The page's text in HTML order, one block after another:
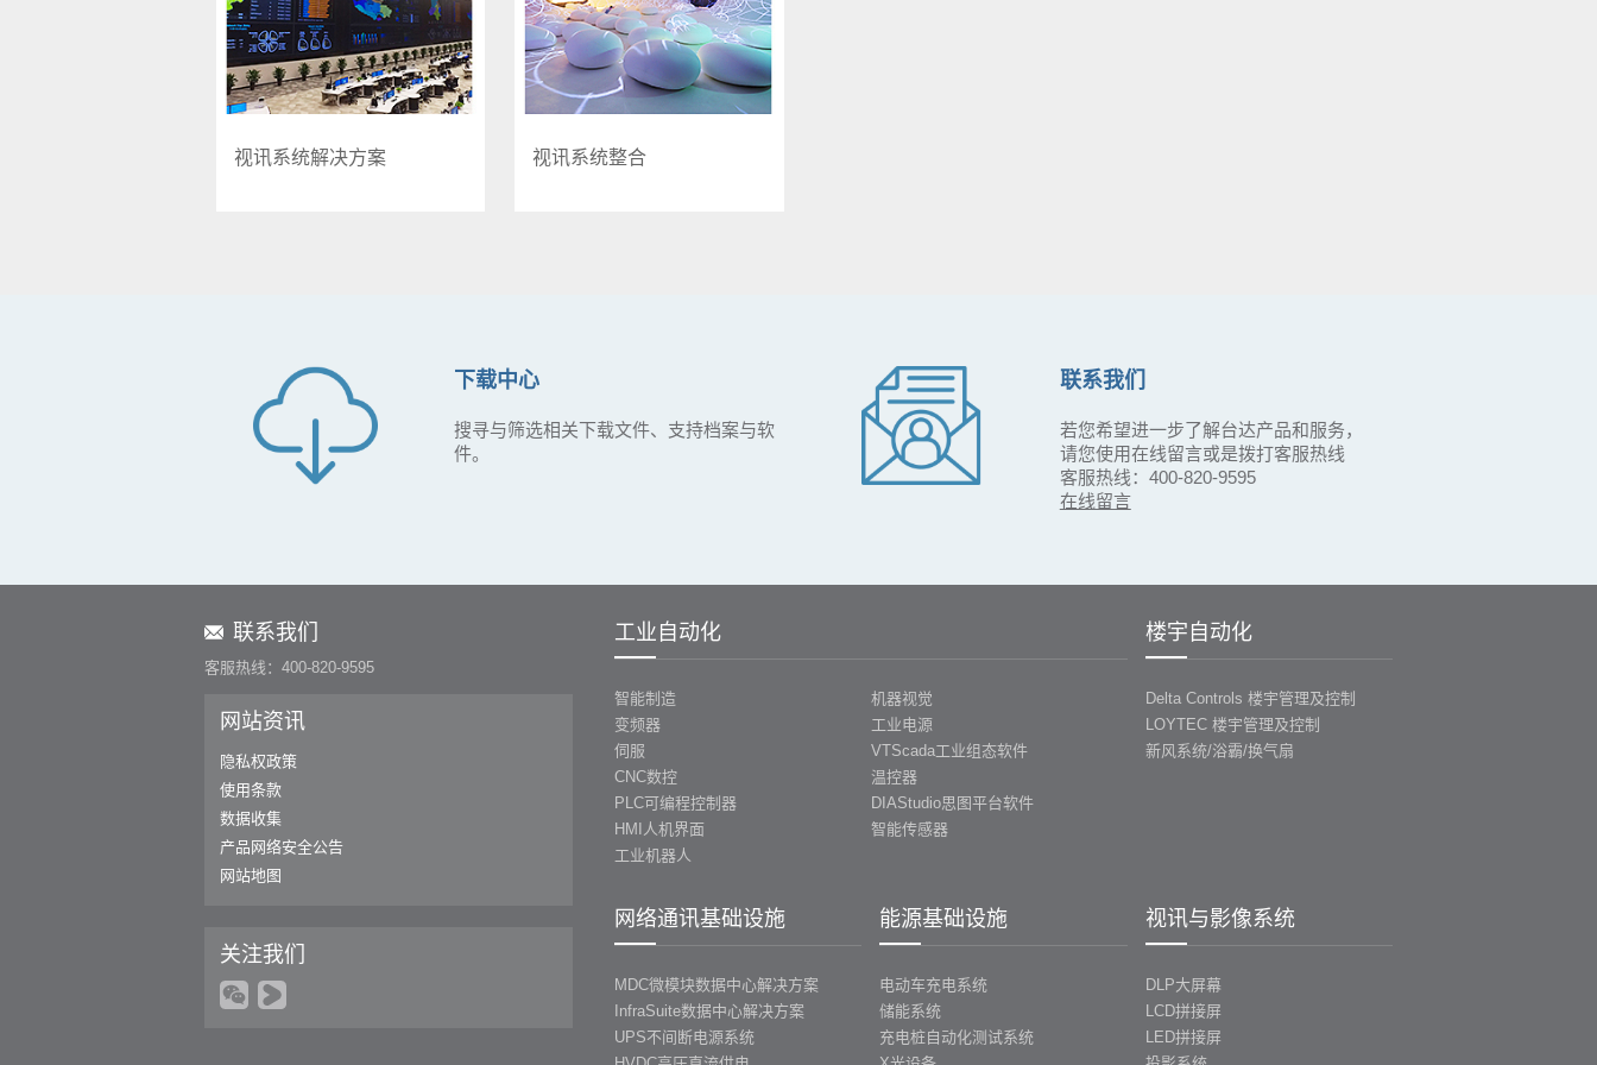
视讯系统解决方案 视讯系统整合
下载中心
搜寻与筛选相关下载文件、支持档案与软
件。
联系我们
若您希望进一步了解台达产品和服务，
请您使用在线留言或是拨打客服热线
客服热线：400-820-9595
在线留言
联系我们
客服热线：400-820-9595
网站资讯
隐私权政策
使用条款
数据收集
产品网络安全公告
网站地图
关注我们
工业自动化
智能制造
变频器
伺服
CNC数控
PLC可编程控制器
HMI人机界面
工业机器人
机器视觉
工业电源
VTScada工业组态软件
温控器
DIAStudio思图平台软件
智能传感器
楼宇自动化
Delta Controls 楼宇管理及控制
LOYTEC 楼宇管理及控制
新风系统/浴霸/换气扇
网络通讯基础设施
MDC微模块数据中心解决方案
InfraSuite数据中心解决方案
UPS不间断电源系统
能源基础设施
电动车充电系统
储能系统
充电桩自动化测试系统
视讯与影像系统
DLP大屏幕
LCD拼接屏
LED拼接屏